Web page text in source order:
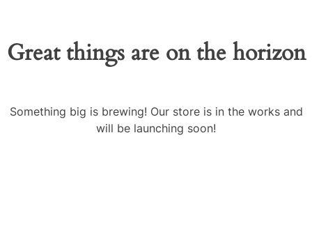
Great things are on the horizon
Something big is brewing! Our store is in the works and
will be launching soon!